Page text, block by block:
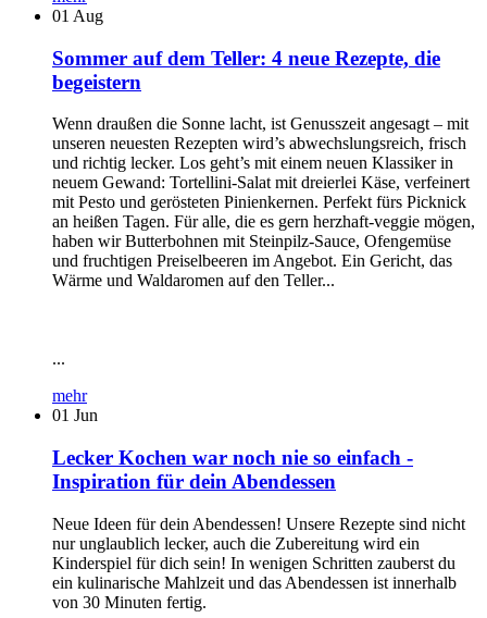
01 Aug
Sommer auf dem Teller: 4 neue Rezepte, die
begeistern
Wenn draußen die Sonne lacht, ist Genusszeit angesagt – mit
unseren neuesten Rezepten wird’s abwechslungsreich, frisch
und richtig lecker. Los geht’s mit einem neuen Klassiker in
neuem Gewand: Tortellini-Salat mit dreierlei Käse, verfeinert
mit Pesto und gerösteten Pinienkernen. Perfekt fürs Picknick
an heißen Tagen. Für alle, die es gern herzhaft-veggie mögen,
haben wir Butterbohnen mit Steinpilz-Sauce, Ofengemüse
und fruchtigen Preiselbeeren im Angebot. Ein Gericht, das
Wärme und Waldaromen auf den Teller...
...
mehr
01 Jun
Lecker Kochen war noch nie so einfach -
Inspiration für dein Abendessen
Neue Ideen für dein Abendessen! Unsere Rezepte sind nicht
nur unglaublich lecker, auch die Zubereitung wird ein
Kinderspiel für dich sein! In wenigen Schritten zauberst du
ein kulinarische Mahlzeit und das Abendessen ist innerhalb
von 30 Minuten fertig.